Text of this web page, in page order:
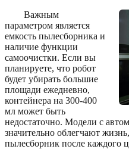
Важным
параметром является
емкость пылесборника и
наличие функции
самоочистки. Если вы
планируете, что робот
будет убирать большие
площади ежедневно,
контейнера на 300-400
мл может быть
недостаточно. Модели с
значительно облегчают
пылесборник после каждого